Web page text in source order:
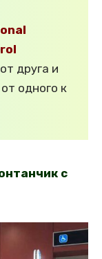
друга и
одного к
с